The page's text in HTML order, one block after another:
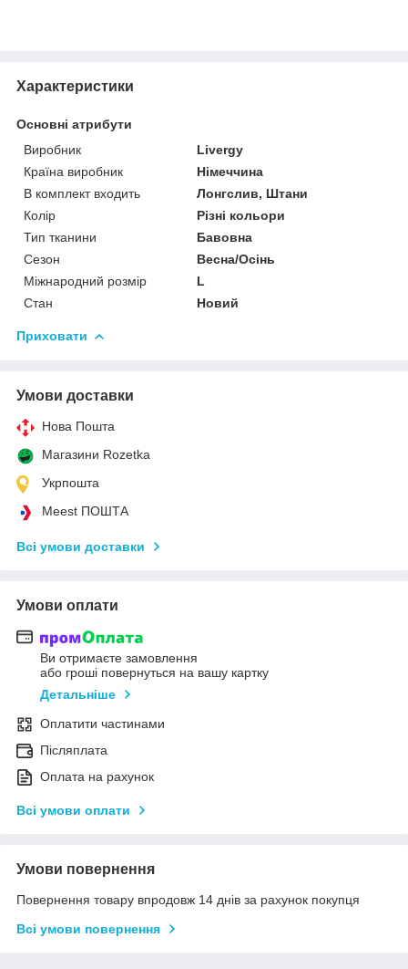
Характеристики
Основні атрибути
Виробник
Livergy
Країна виробник
Німеччина
В комплект входить
Лонгслив, Штани
Колір
Різні кольори
Тип тканини
Бавовна
Сезон
Весна/Осінь
Міжнародний розмір
L
Стан
Новий
Приховати
Умови доставки
Нова Пошта
Магазини Rozetka
Укрпошта
Meest ПОШТА
Всі умови доставки
Умови оплати
Ви отримаєте замовлення
або гроші повернуться на вашу картку
Детальніше
Оплатити частинами
Післяплата
Оплата на рахунок
Всі умови оплати
Умови повернення
Повернення товару впродовж 14 днів за рахунок покупця
Всі умови повернення